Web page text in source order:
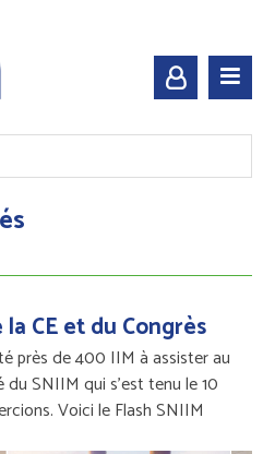
CE et du Congrès
près de 400 IIM à assister au
SNIIM qui s'est tenu le 10
Voici le Flash SNIIM